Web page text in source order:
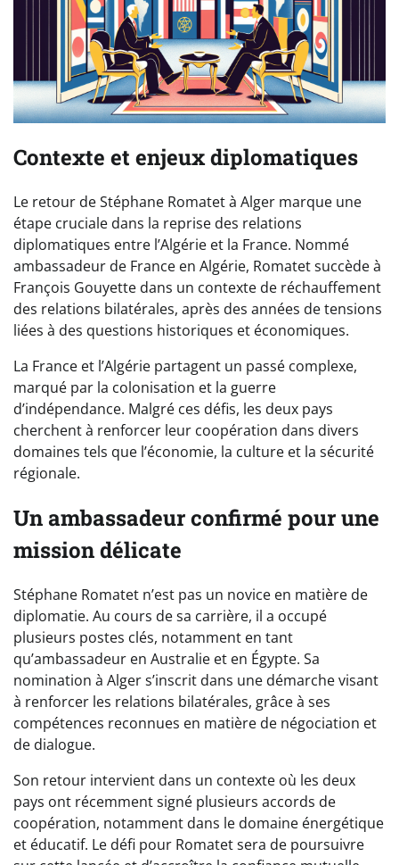
Contexte et enjeux diplomatiques
Le retour de Stéphane Romatet à Alger marque une
étape cruciale dans la reprise des relations
diplomatiques entre l’Algérie et la France. Nommé
ambassadeur de France en Algérie, Romatet succède à
François Gouyette dans un contexte de réchauffement
des relations bilatérales, après des années de tensions
liées à des questions historiques et économiques.
La France et l’Algérie partagent un passé complexe,
marqué par la colonisation et la guerre
d’indépendance. Malgré ces défis, les deux pays
cherchent à renforcer leur coopération dans divers
domaines tels que l’économie, la culture et la sécurité
régionale.
Un ambassadeur confirmé pour une
mission délicate
Stéphane Romatet n’est pas un novice en matière de
diplomatie. Au cours de sa carrière, il a occupé
plusieurs postes clés, notamment en tant
qu’ambassadeur en Australie et en Égypte. Sa
nomination à Alger s’inscrit dans une démarche visant
à renforcer les relations bilatérales, grâce à ses
compétences reconnues en matière de négociation et
de dialogue.
Son retour intervient dans un contexte où les deux
pays ont récemment signé plusieurs accords de
coopération, notamment dans le domaine énergétique
et éducatif. Le défi pour Romatet sera de poursuivre